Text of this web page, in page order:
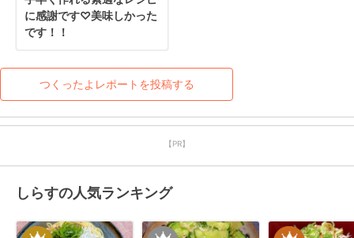
に感謝です♡美味しかった
です！！
つくったよレポートを投稿する
【PR】
しらすの人気ランキング